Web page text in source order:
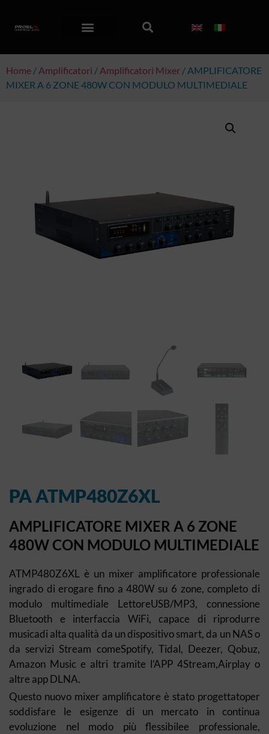
Home / Amplificatori / Amplificatori Mixer / AMPLIFICATORE
MIXER A 6 ZONE 480W CON MODULO MULTIMEDIALE
PA ATMP480Z6XL
AMPLIFICATORE MIXER A 6 ZONE
480W CON MODULO MULTIMEDIALE
ATMP480Z6XL è un mixer amplificatore professionale
ingrado di erogare fino a 480W su 6 zone, completo di
modulo multimediale LettoreUSB/MP3, connessione
Bluetooth e interfaccia WiFi, capace di riprodurre
musicadi alta qualità da un dispositivo smart, da un NAS o
da servizi Stream comeSpotify, Tidal, Deezer, Qobuz,
Amazon Music e altri tramite l’APP 4Stream,Airplay o
altre app DLNA.
Questo nuovo mixer amplificatore è stato progettatoper
soddisfare le esigenze di un mercato in continua
evoluzione nel modo più flessibilee professionale,